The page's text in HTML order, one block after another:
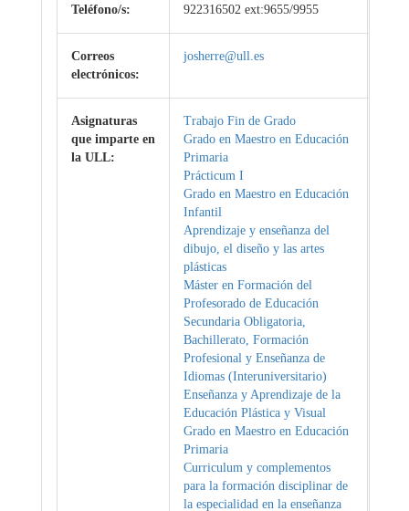
Teléfono/s: 922316502 ext:9655/9955
Correos
electrónicos:
josherre@ull.es
Asignaturas
que imparte en
la ULL:
Trabajo Fin de Grado
Grado en Maestro en Educación
Primaria
Prácticum I
Grado en Maestro en Educación
Infantil
Aprendizaje y enseñanza del
dibujo, el diseño y las artes
plásticas
Máster en Formación del
Profesorado de Educación
Secundaria Obligatoria,
Bachillerato, Formación
Profesional y Enseñanza de
Idiomas (Interuniversitario)
Enseñanza y Aprendizaje de la
Educación Plástica y Visual
Grado en Maestro en Educación
Primaria
Curriculum y complementos
para la formación disciplinar de
la especialidad en la enseñanza